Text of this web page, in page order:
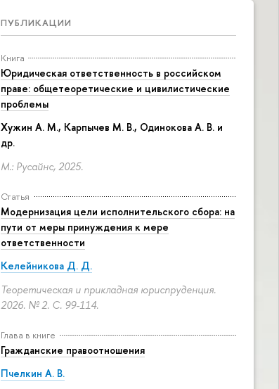
ПУБЛИКАЦИИ
Книга
Юридическая ответственность в российском
праве: общетеоретические и цивилистические
проблемы
Хужин А. М., Карпычев М. В., Одинокова А. В. и
др.
М.: Русайнс, 2025.
Статья
Модернизация цели исполнительского сбора: на
пути от меры принуждения к мере
ответственности
Келейникова Д. Д.
Теоретическая и прикладная юриспруденция.
2026. № 2. С. 99-114.
Глава в книге
Гражданские правоотношения
Пчелкин А. В.